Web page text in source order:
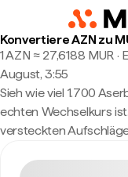
Konvertiere AZN zu
1 AZN ≈ 27,6188 MUR
August, 3:55
Sieh wie viel 1.700
echten Wechselkurs
versteckten